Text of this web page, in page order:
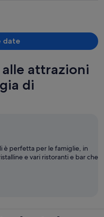
date
attrazioni
di
è perfetta per le famiglie, in
e vari ristoranti e bar che